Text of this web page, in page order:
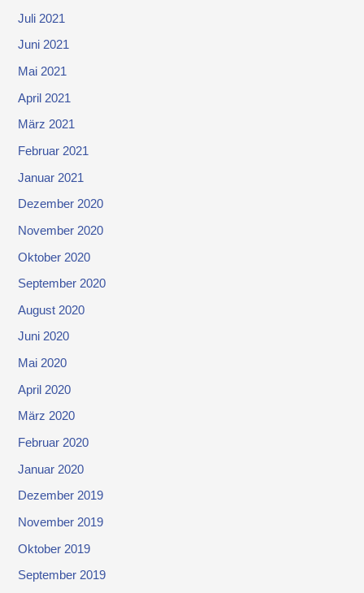
Juli 2021
Juni 2021
Mai 2021
April 2021
März 2021
Februar 2021
Januar 2021
Dezember 2020
November 2020
Oktober 2020
September 2020
August 2020
Juni 2020
Mai 2020
April 2020
März 2020
Februar 2020
Januar 2020
Dezember 2019
November 2019
Oktober 2019
September 2019